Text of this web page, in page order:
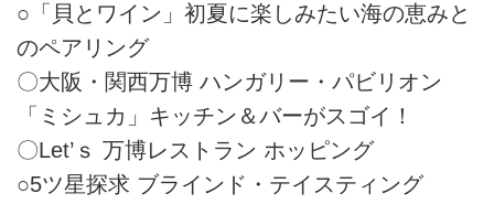
○「貝とワイン」初夏に楽しみたい海の恵みと
のペアリング
〇大阪・関西万博 ハンガリー・パビリオン
「ミシュカ」キッチン＆バーがスゴイ！
〇Let’ｓ 万博レストラン ホッピング
○5ツ星探求 ブラインド・テイスティング